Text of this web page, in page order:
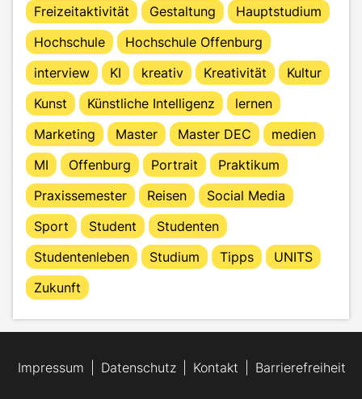
Freizeitaktivität
Gestaltung
Hauptstudium
Hochschule
Hochschule Offenburg
interview
KI kreativ Kreativität
Kultur
Kunst
Künstliche Intelligenz
lernen
Marketing
Master Master DEC
medien
MI
Offenburg Portrait
Praktikum
Praxissemester
Reisen
Social Media
Sport
Student
Studenten
Studentenleben
Studium Tipps
UNITS
Zukunft
Impressum Datenschutz Kontakt Barrierefreiheit